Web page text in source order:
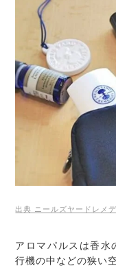
出典 ニールズヤードレメ
アロマパルスは香水
行機の中などの狭い